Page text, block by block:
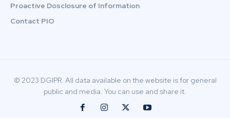
Proactive Dosclosure of Information
Contact PIO
© 2023 DGIPR. All data available on the website is for general
public and media. You can use and share it.